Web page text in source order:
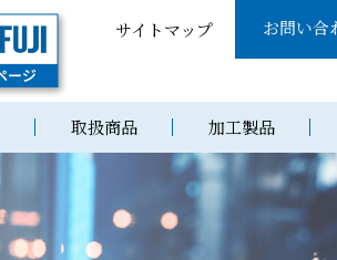
サイトマップ お問い合
取扱商品 加工製品